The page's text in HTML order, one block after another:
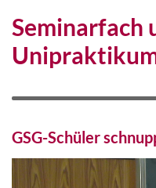
Seminarfach
GSG-Schüler